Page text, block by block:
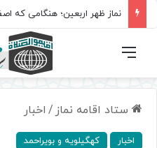
فهرست
ستاد اقامه نماز / اخبار
اخبار کهگیلویه و بویراحمد